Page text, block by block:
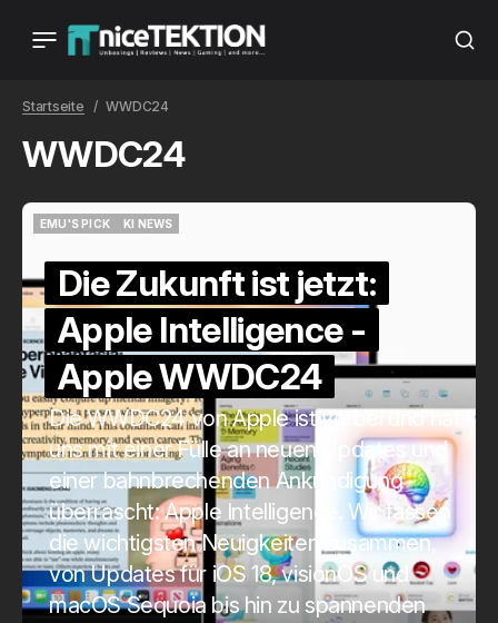
Startseite WWDC24
WWDC24
EMU'S PICK
KI NEWS
Die Zukunft ist jetzt:
Apple Intelligence -
Apple WWDC24
Die WWDC24 von Apple ist vorbei und hat
uns mit einer Fülle an neuen Updates und
einer bahnbrechenden Ankündigung
überrascht: Apple Intelligence. Wir fassen
die wichtigsten Neuigkeiten zusammen,
von Updates für iOS 18, visionOS und
macOS Sequoia bis hin zu spannenden